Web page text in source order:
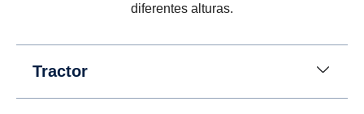
diferentes alturas.
Tractor